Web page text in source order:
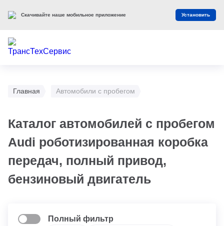
Главная Автомобили с пробегом
Каталог автомобилей с пробегом
Audi роботизированная коробка
передач, полный привод,
бензиновый двигатель
Полный фильтр
Скачивайте наше мобильное приложение Установить